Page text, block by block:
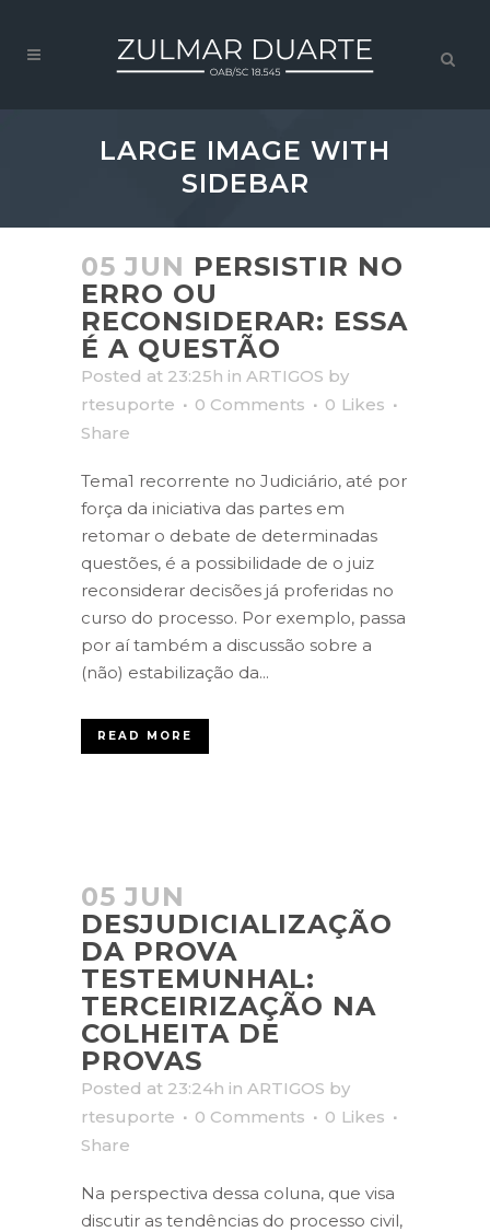
LARGE IMAGE WITH
SIDEBAR
05 JUN PERSISTIR NO
ERRO OU
RECONSIDERAR: ESSA
É A QUESTÃO
Posted at 23:25h in ARTIGOS by
rtesuporte
0 Comments 0 Likes
Share
Tema1 recorrente no Judiciário, até por
força da iniciativa das partes em
retomar o debate de determinadas
questões, é a possibilidade de o juiz
reconsiderar decisões já proferidas no
curso do processo. Por exemplo, passa
por aí também a discussão sobre a
(não) estabilização da...
READ MORE
05 JUN
DESJUDICIALIZAÇÃO
DA PROVA
TESTEMUNHAL:
TERCEIRIZAÇÃO NA
COLHEITA DE
PROVAS
Posted at 23:24h in ARTIGOS by
rtesuporte
0 Comments 0 Likes
Share
Na perspectiva dessa coluna, que visa
discutir as tendências do processo civil,